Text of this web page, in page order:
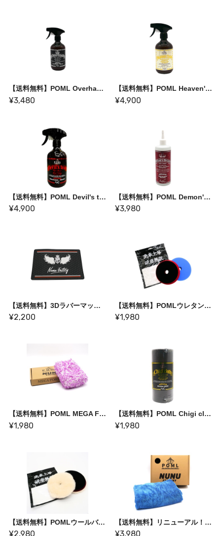
【送料無料】POML Overhaul V-2
¥3,480
【送料無料】POML Heaven's Door
¥4,900
【送料無料】POML Devil's tear coating
¥4,900
【送料無料】POML Demon's Breath〈スケール除去剤〉
¥3,980
【送料無料】3Dラバーマット【落下しない！すべり止めマット】
¥2,200
【送料無料】POMLウレタンバフ "SOUKYOKU” （双極）2枚セット【ダメージレス仕上げ研磨バフ】
¥1,980
【送料無料】POML MEGA FORM PAD【モコモコ泡で優しく撫で洗い出来るパッド】
¥1,980
【送料無料】POML Chigi cloth 【ちぎって使えるマイクロファイバー50枚入り】
¥1,980
【送料無料】POMLウールバフ煌 "KIRAMEKI” 2枚セット
¥2,980
【送料無料】リニューアル！ドライングタオルビック
¥3,980